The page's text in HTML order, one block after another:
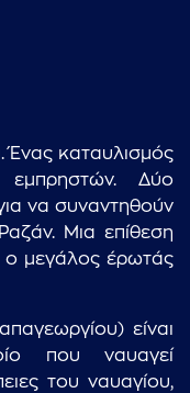
Ένας καταυλισμός
εμπρηστών. Δύο
να συναντηθούν
Μια επίθεση
ο μεγάλος έρωτάς
είναι
που ναυαγεί
του ναυαγίου,